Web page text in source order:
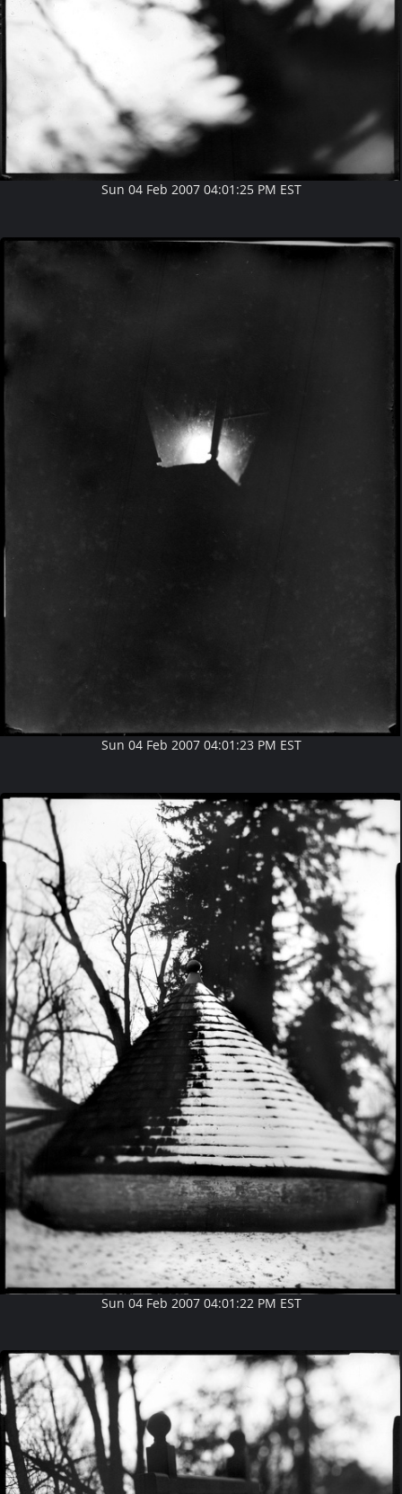
Sun 04 Feb 2007 04:01:25 PM EST
Sun 04 Feb 2007 04:01:23 PM EST
Sun 04 Feb 2007 04:01:22 PM EST